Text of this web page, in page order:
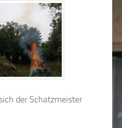
der Schatzmeister